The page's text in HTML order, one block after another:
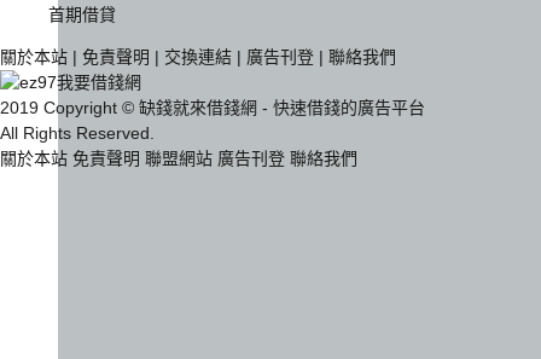
首期借貸
關於本站 | 免責聲明 | 交換連結 | 廣告刊登 | 聯絡我們
2019 Copyright © 缺錢就來借錢網 - 快速借錢的廣告平台
All Rights Reserved.
關於本站 免責聲明 聯盟網站 廣告刊登 聯絡我們